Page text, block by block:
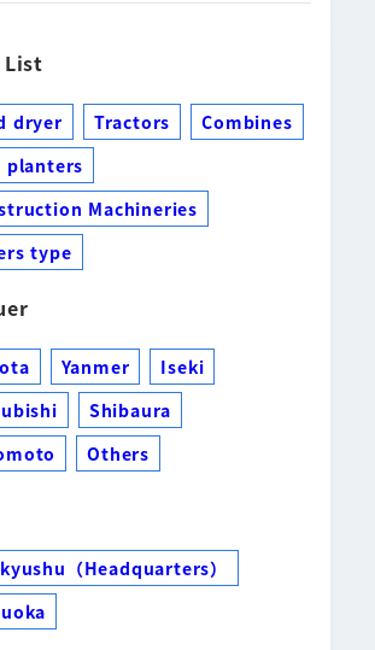
dryer Tractors
Combines
planters
Machineries
type
Yanmer
Iseki
Shibaura
Others
（Headquarters）